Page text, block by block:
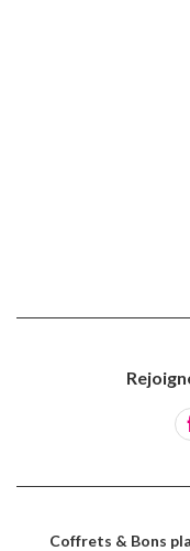
Coffrets & Bons